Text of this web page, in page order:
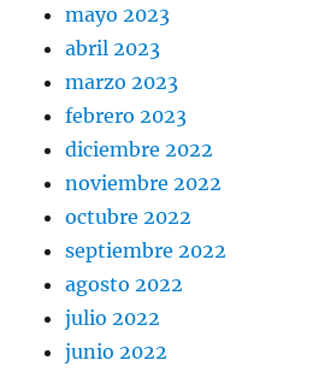
mayo 2023
abril 2023
marzo 2023
febrero 2023
diciembre 2022
noviembre 2022
octubre 2022
septiembre 2022
agosto 2022
julio 2022
junio 2022